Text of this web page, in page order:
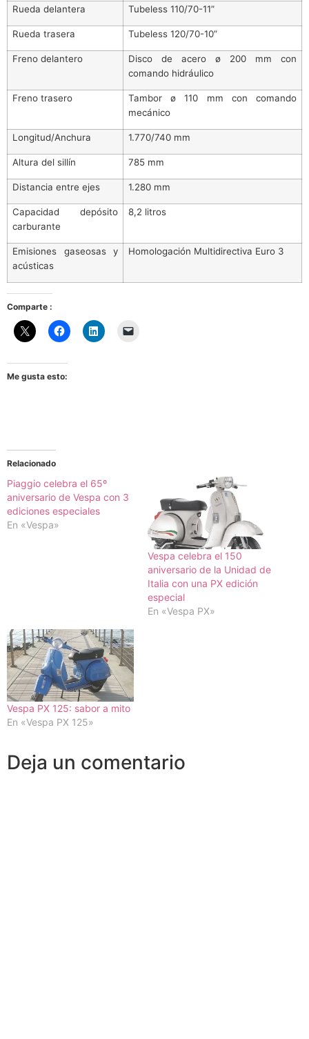
Rueda delantera Tubeless 110/70-11”
Rueda trasera Tubeless 120/70-10”
Freno delantero
Disco de acero ø 200 mm con
comando hidráulico
Freno trasero
Tambor ø 110 mm con comando
mecánico
Longitud/Anchura 1.770/740 mm
Altura del sillín 785 mm
Distancia entre ejes 1.280 mm
Capacidad depósito
carburante
8,2 litros
Emisiones gaseosas y
acústicas
Homologación Multidirectiva Euro 3
Comparte :
Me gusta esto:
Relacionado
Piaggio celebra el 65º
aniversario de Vespa con 3
ediciones especiales
En «Vespa»
Vespa celebra el 150
aniversario de la Unidad de
Italia con una PX edición
especial
En «Vespa PX»
Vespa PX 125: sabor a mito
En «Vespa PX 125»
Deja un comentario